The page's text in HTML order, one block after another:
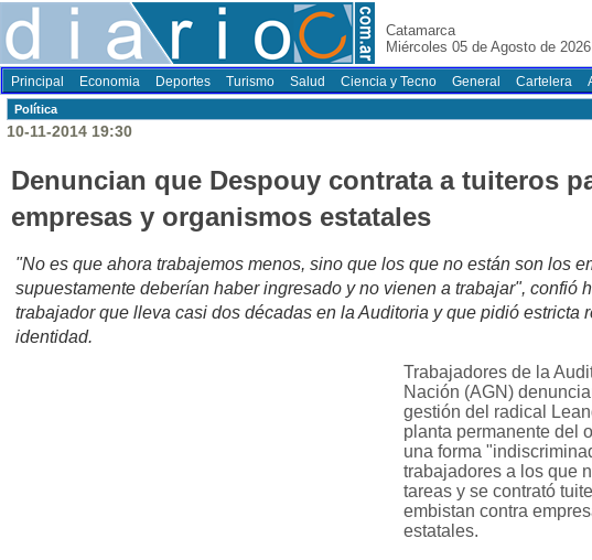
Catamarca
Miércoles 05 de Agosto de 2026
Principal Economia Deportes Turismo Salud Ciencia y Tecno General Cartelera
Polí­tica
10-11-2014 19:30
Denuncian que Despouy contrata a tuiteros
empresas y organismos estatales
"No es que ahora trabajemos menos, sino que los que no están son los
supuestamente deberían haber ingresado y no vienen a trabajar", confió
trabajador que lleva casi dos décadas en la Auditoria y que pidió estricta
identidad.
Trabajadores de la
Nación (AGN)
gestión del radical
planta permanente del
una forma
trabajadores a los que
tareas y se contrató
embistan contra
estatales.